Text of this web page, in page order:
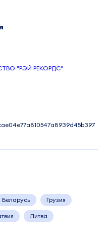
"РЭЙ РЕКОРДС"
Беларусь Грузия
Литва